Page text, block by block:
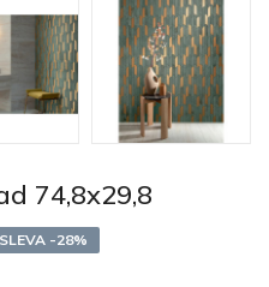
74,8x29,8
-28%